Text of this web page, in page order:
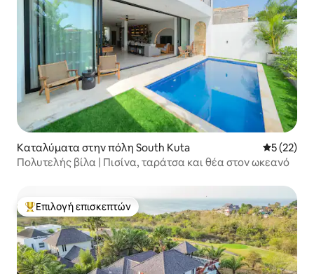
Καταλύματα στην πόλη South Kuta Μέση
5 (22)
Πολυτελής βίλα | Πισίνα, ταράτσα και θέα στον ωκεανό
Κορυφαία επιλογή επισκεπτών
Επιλογή επισκεπτών